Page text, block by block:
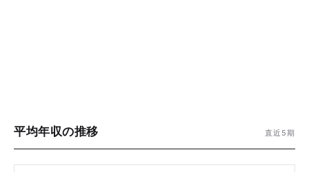
平均年収の推移 直近5期